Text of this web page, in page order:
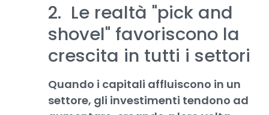
2. Le realtà "pick and
shovel" favoriscono la
crescita in tutti i settori
Quando i capitali affluiscono in un
settore, gli investimenti tendono ad